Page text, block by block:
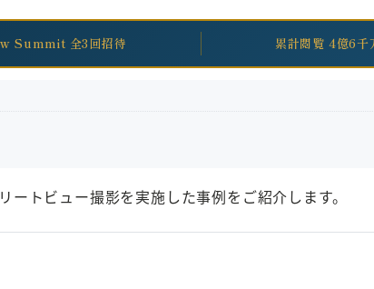
Summit 全3回招待 累計閲覧 4億6千
トビュー撮影を実施した事例をご紹介します。